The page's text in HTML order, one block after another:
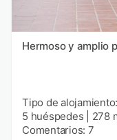
Hermoso y amplio
Tipo de
5 huéspedes
278
Comentarios: 7